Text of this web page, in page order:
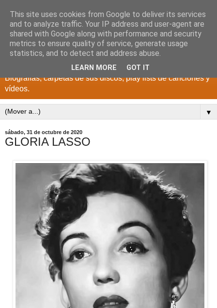
DISCOS PARA EL
RECUERDO
CANTANTES Y GRUPOS DE LOS AÑOS 1950 a 2022.
Biografías, carpetas de sus discos, play lists de canciones y
vídeos.
▼
sábado, 31 de octubre de 2020
GLORIA LASSO
This site uses cookies from Google to deliver its services
and to analyze traffic. Your IP address and user-agent are
shared with Google along with performance and security
metrics to ensure quality of service, generate usage
statistics, and to detect and address abuse.
LEARN MORE GOT IT